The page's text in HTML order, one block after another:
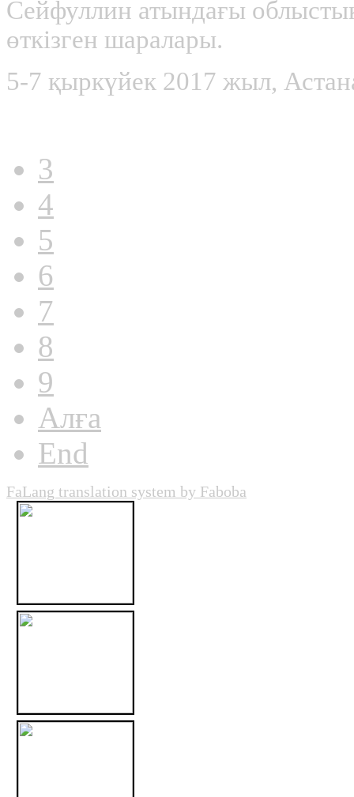
Сейфуллин атындағы
өткізген шаралары.
5-7 қыркүйек 2017 жыл,
3
4
5
6
7
8
9
Алға
End
FaLang translation system by Faboba